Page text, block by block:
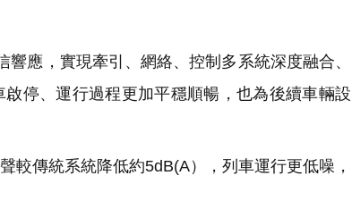
應，實現牽引、網絡、控制多系統深度融合、
停、運行過程更加平穩順暢，也為後續車輛設
傳統系統降低約5dB(A），列車運行更低噪，